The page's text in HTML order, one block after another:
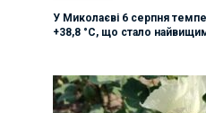
У Миколаєві 6 серпня
+38,8 °C, що стало